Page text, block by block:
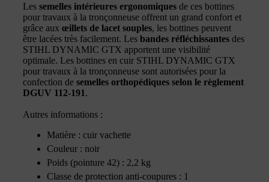
Les semelles intérieures ergonomiques de ces bottines
pour travaux à la tronçonneuse offrent un grand confort et
grâce aux œillets de lacet souples, les bottines peuvent
être lacées très facilement. Les bandes réfléchissantes des
STIHL DYNAMIC GTX apportent une visibilité
optimale. Les bottines en cuir STIHL DYNAMIC GTX
pour travaux à la tronçonneuse sont autorisées pour la
confection de semelles orthopédiques selon le règlement
DGUV 112-191.
Autres informations :
Matière : cuir vachette
Couleur : noir
Poids (pointure 42) : 2,2 kg
Classe de protection anti-coupures : 1